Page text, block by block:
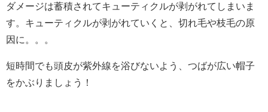
ダメージは蓄積されてキューティクルが剥がれてしまいま
す。キューティクルが剥がれていくと、切れ毛や枝毛の原
因に。。。
短時間でも頭皮が紫外線を浴びないよう、つばが広い帽子
をかぶりましょう！